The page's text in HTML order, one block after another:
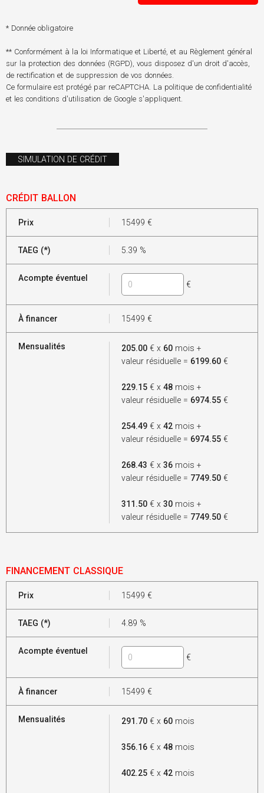
* Donnée obligatoire
** Conformément à la loi Informatique et Liberté, et au Règlement général
sur la protection des données (RGPD), vous disposez d'un droit d'accès,
de rectification et de suppression de vos données.
Ce formulaire est protégé par reCAPTCHA. La politique de confidentialité
et les conditions d'utilisation de Google s'appliquent.
SIMULATION DE CRÉDIT
CRÉDIT BALLON
Prix 15499 €
TAEG (*) 5.39 %
Acompte éventuel
€
À financer 15499 €
Mensualités 205.00 € x 60 mois +
valeur résiduelle = 6199.60 €
229.15 € x48 mois +
valeur résiduelle = 6974.55 €
254.49 € x42 mois +
valeur résiduelle = 6974.55 €
268.43 € x36 mois +
valeur résiduelle = 7749.50 €
311.50 € x30 mois +
valeur résiduelle = 7749.50 €
FINANCEMENT CLASSIQUE
Prix 15499 €
TAEG (*) 4.89 %
Acompte éventuel
€
À financer 15499 €
Mensualités 291.70 € x 60 mois
356.16 € x48 mois
402.25 € x42 mois